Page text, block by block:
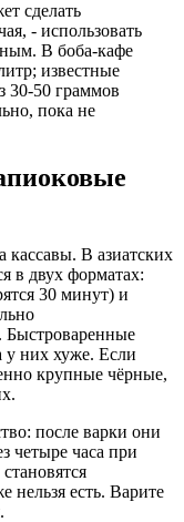
сделать
- использовать
В боба-кафе
известные
30-50 граммов
пока не
В азиатских
в двух форматах:
30 минут) и
Быстроваренные
у них хуже. Если
крупные чёрные,
после варки они
четыре часа при
нельзя есть. Варите